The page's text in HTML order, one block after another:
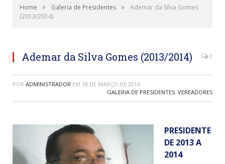
Home » Galeria de Presidentes »
Ademar da Silva Gomes
(2013/2014)
Ademar da Silva Gomes (2013/2014) 0
POR ADMINISTRADOR EM 18 DE MARÇO DE 2016
GALERIA DE PRESIDENTES, VEREADORES
PRESIDENTE
DE 2013 A
2014